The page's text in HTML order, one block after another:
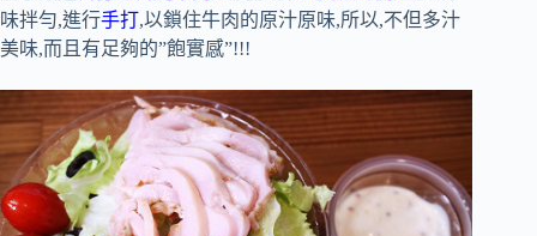
味拌勻,進行手打,以鎖住牛肉的原汁原味,所以,不但多汁
美味,而且有足夠的”飽實感”!!!